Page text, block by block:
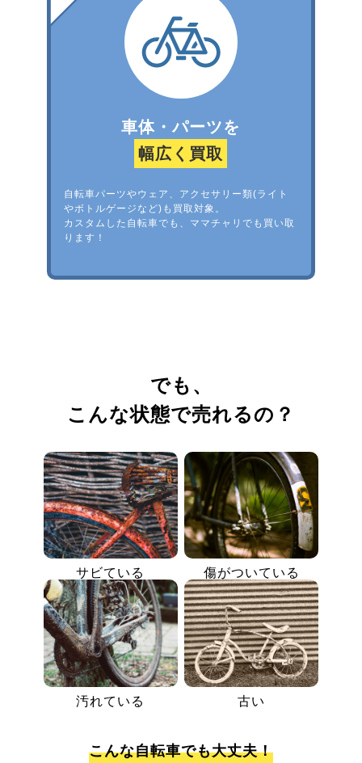
車体・パーツを
幅広く買取
自転車パーツやウェア、アクセサリー類(ライト
やボトルゲージなど)も買取対象。
カスタムした自転車でも、ママチャリでも買い取
ります！
でも、
こんな状態で売れるの？
サビている 傷がついている
汚れている 古い
こんな自転車でも大丈夫！